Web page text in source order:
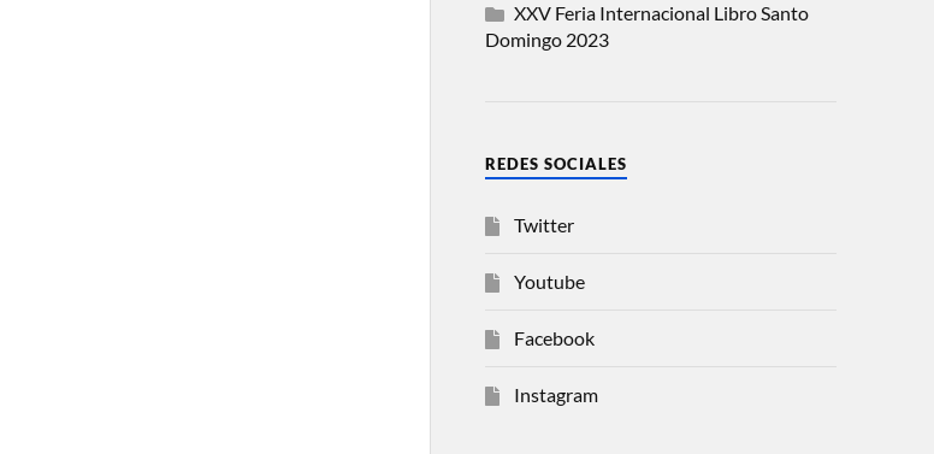
XXV Feria Internacional Libro Santo
Domingo 2023
REDES SOCIALES
Twitter
Youtube
Facebook
Instagram